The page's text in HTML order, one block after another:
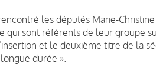
les députés Marie-
qui sont référents de leur groupe
et le deuxième titre de la
durée ».